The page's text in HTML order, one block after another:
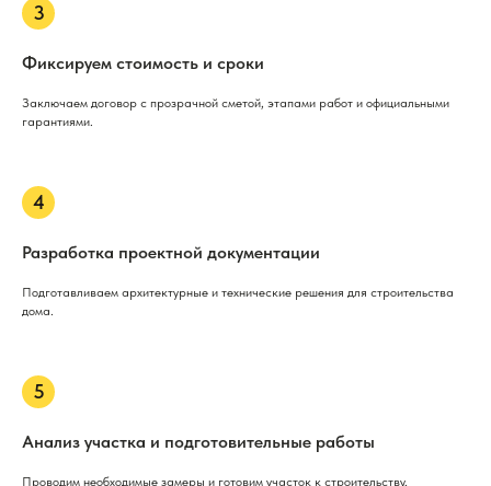
Фиксируем стоимость и сроки
Заключаем договор с прозрачной сметой, этапами работ и официальными
гарантиями.
Разработка проектной документации
Подготавливаем архитектурные и технические решения для строительства
дома.
Анализ участка и подготовительные работы
Проводим необходимые замеры и готовим участок к строительству.